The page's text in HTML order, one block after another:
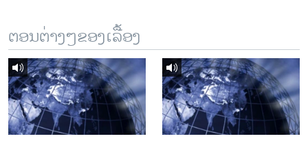
ຕອນຕ່າງໆຂອງເລື້ອງ